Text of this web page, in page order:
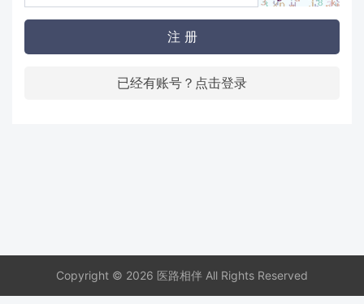
注 册
已经有账号？点击登录
Copyright © 2026 医路相伴 All Rights Reserved